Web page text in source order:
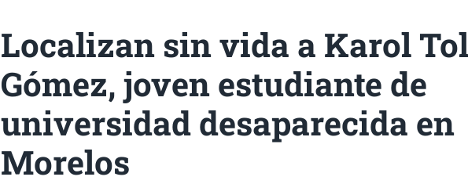
Localizan sin vida a Karol
Gómez, joven estudiante de
universidad desaparecida en
Morelos